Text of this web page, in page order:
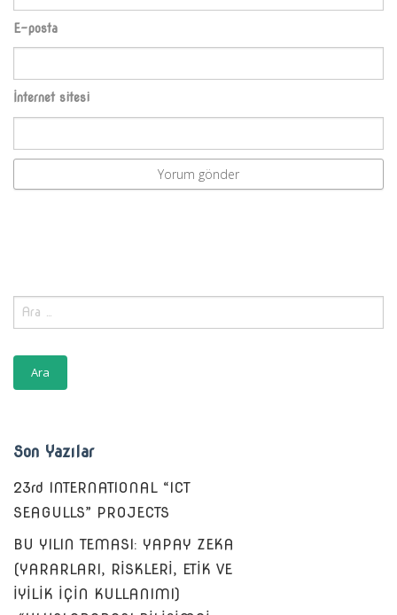
E-posta
İnternet sitesi
Arama:
Son Yazılar
23rd INTERNATIONAL “ICT
SEAGULLS” PROJECTS
BU YILIN TEMASI: YAPAY ZEKA
(YARARLARI, RİSKLERİ, ETİK VE
İYİLİK İÇİN KULLANIMI)